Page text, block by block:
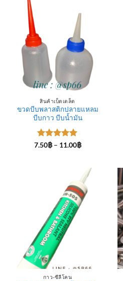
สินค้าเบ็ดเตล็ด
ขวดบีบพลาสติกปลายแหลม
บีบกาว บีบน้ำมัน
ให้คะแนน
7.50฿ – 11.00฿Price
11.00฿
กาว-ซีลีโคน